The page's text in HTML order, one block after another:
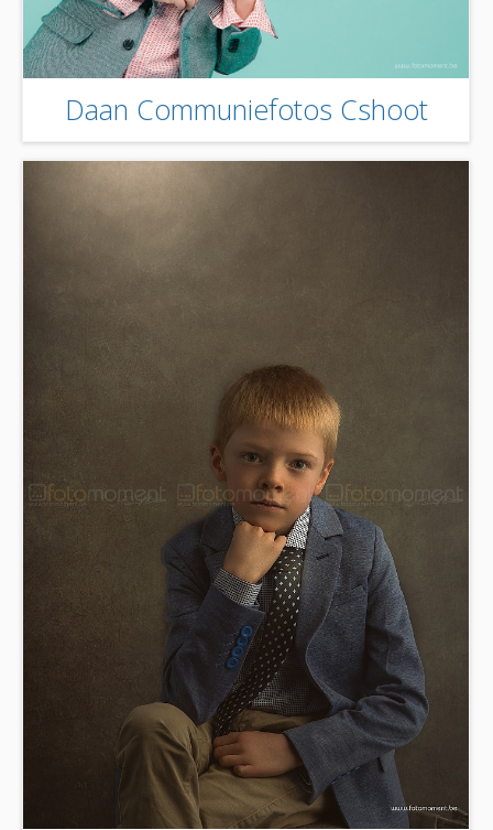
Daan Communiefotos Cshoot